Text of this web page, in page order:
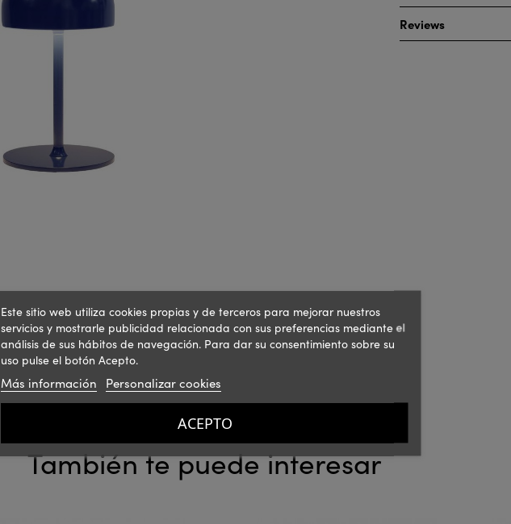
Reviews
También te puede interesar
Este sitio web utiliza cookies propias y de terceros para mejorar nuestros
servicios y mostrarle publicidad relacionada con sus preferencias mediante el
análisis de sus hábitos de navegación. Para dar su consentimiento sobre su
uso pulse el botón Acepto.
Más información Personalizar cookies
ACEPTO